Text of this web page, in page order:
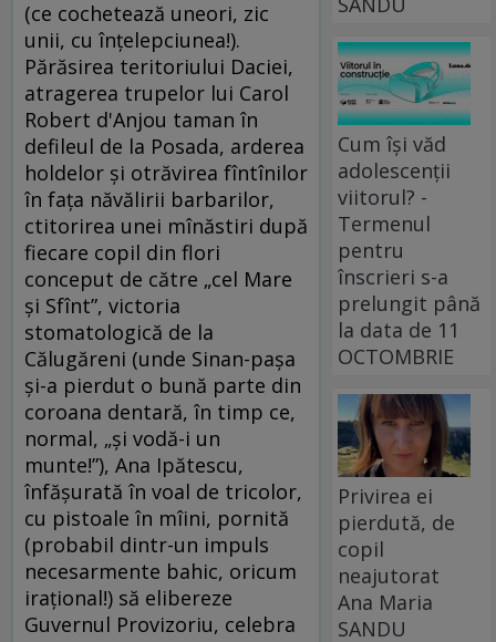
(ce cochetează uneori, zic
unii, cu înţelepciunea!).
Părăsirea teritoriului Daciei,
atragerea trupelor lui Carol
Robert d'Anjou taman în
defileul de la Posada, arderea
holdelor şi otrăvirea fîntînilor
în faţa năvălirii barbarilor,
ctitorirea unei mînăstiri după
fiecare copil din flori
conceput de către „cel Mare
şi Sfînt”, victoria
stomatologică de la
Călugăreni (unde Sinan-paşa
şi-a pierdut o bună parte din
coroana dentară, în timp ce,
normal, „şi vodă-i un
munte!”), Ana Ipătescu,
înfăşurată în voal de tricolor,
cu pistoale în mîini, pornită
(probabil dintr-un impuls
necesarmente bahic, oricum
iraţional!) să elibereze
Guvernul Provizoriu, celebra
Cum își văd
adolescenții
viitorul? -
Termenul
pentru
înscrieri s-a
prelungit până
la data de 11
OCTOMBRIE
Privirea ei
pierdută, de
copil
neajutorat
Ana Maria
SANDU